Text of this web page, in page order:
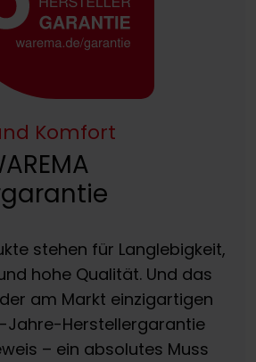
Komfort
stehen für Langlebigkeit,
hohe Qualität. Und das
am Markt einzigartigen
Jahre-Herstellergarantie
– ein absolutes Muss